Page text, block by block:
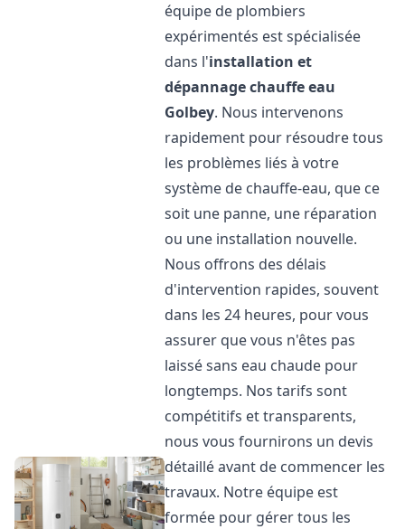
équipe de plombiers
expérimentés est spécialisée
dans l'installation et
dépannage chauffe eau
Golbey. Nous intervenons
rapidement pour résoudre tous
les problèmes liés à votre
système de chauffe-eau, que ce
soit une panne, une réparation
ou une installation nouvelle.
Nous offrons des délais
d'intervention rapides, souvent
dans les 24 heures, pour vous
assurer que vous n'êtes pas
laissé sans eau chaude pour
longtemps. Nos tarifs sont
compétitifs et transparents,
nous vous fournirons un devis
détaillé avant de commencer les
travaux. Notre équipe est
formée pour gérer tous les